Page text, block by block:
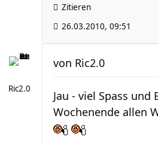
Zitieren
26.03.2010, 09:51
Ric2.0
von Ric2.0
Jau - viel Spass und
Wochenende allen